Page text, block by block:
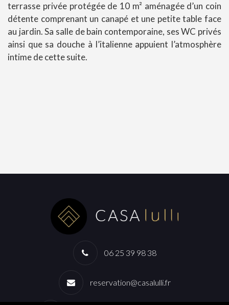
terrasse privée protégée de 10 m² aménagée d’un coin
détente comprenant un canapé et une petite table face
au jardin. Sa salle de bain contemporaine, ses WC privés
ainsi que sa douche à l’italienne appuient l’atmosphère
intime de cette suite.
06 25 39 98 38
reservation@casalulli.fr